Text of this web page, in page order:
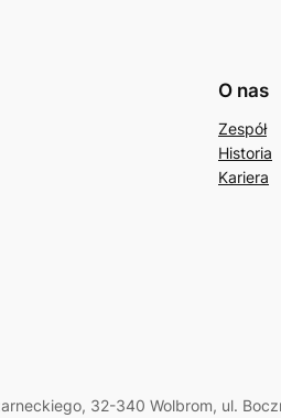
O nas
Zespół
Historia
Kariera
32-340 Wolbrom, ul.